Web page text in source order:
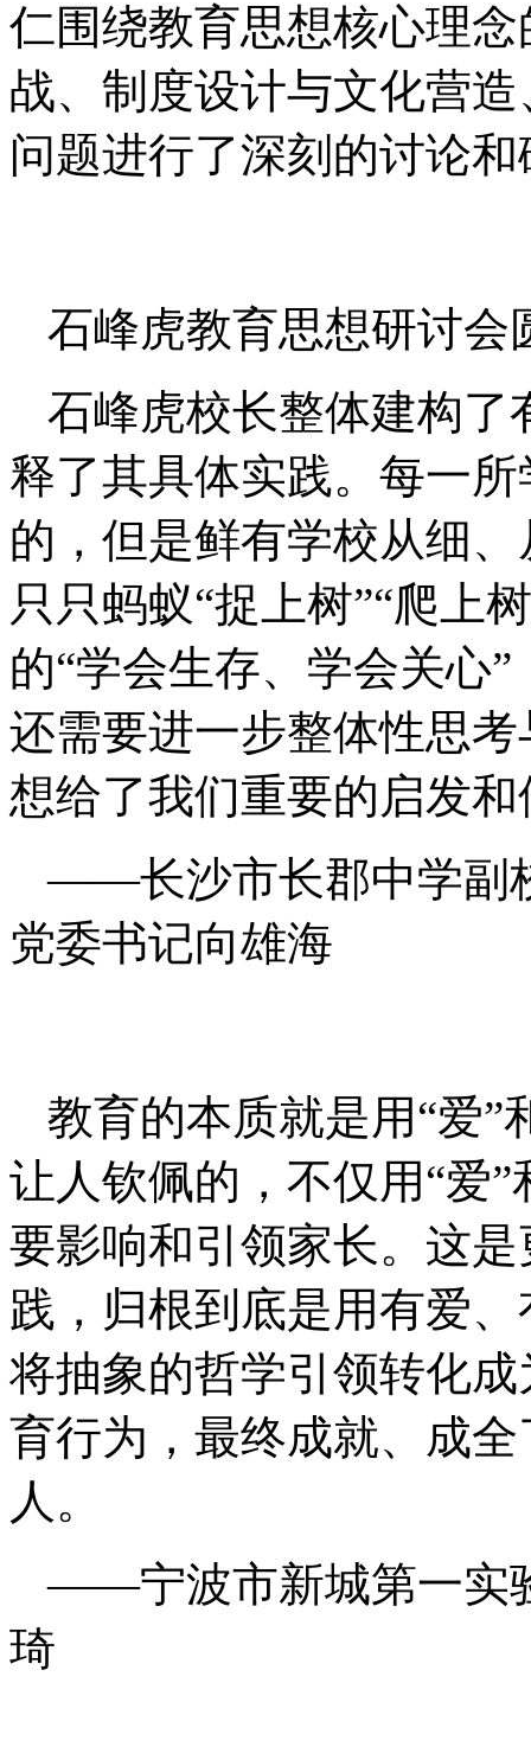
仁围绕教育思想核心理
战、制度设计与文化营
问题进行了深刻的讨论和
石峰虎教育思想研讨会
石峰虎校长整体建构了
释了其具体实践。每一
的，但是鲜有学校从细
只只蚂蚁“捉上树”“爬上
的“学会生存、学会关心
还需要进一步整体性思
想给了我们重要的启发和
——长沙市长郡中学副
党委书记向雄海
教育的本质就是用“爱”
让人钦佩的，不仅用“爱
要影响和引领家长。这
践，归根到底是用有爱
将抽象的哲学引领转化
育行为，最终成就、成
人。
——宁波市新城第一实
琦